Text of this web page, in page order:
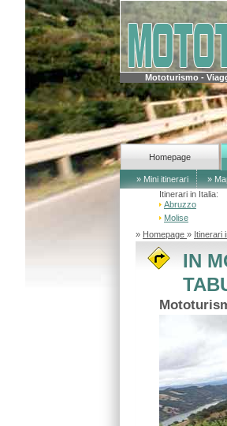
Mototurismo -
Homepage
» Mini itinerari
»
Itinerari in Italia:
Abruzzo
Molise
» Homepage » Itinerari
IN